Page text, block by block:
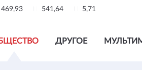
469,93 541,64 5,71
ДРУГОЕ